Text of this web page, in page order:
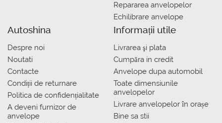
Repararea anvelopelor
Echilibrare anvelope
Autoshina
Despre noi
Noutati
Contacte
Condiții de returnare
Politica de confidențialitate
A deveni furnizor de
anvelope
Informații utile
Livrarea şi plata
Сumpăra in credit
Anvelope dupa automobil
Toate dimensiunile
anvelopelor
Livrare anvelopelor în orașe
Bine sa stii